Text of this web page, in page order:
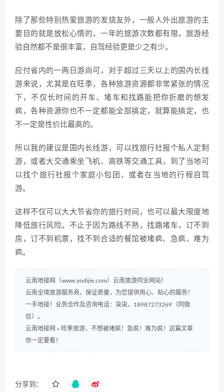
除了那些特别热爱旅游的发烧友外，一般人外出旅游的主
要目的就是放松心情的，一年的旅游次数都有限，旅游经
验自然都不是很丰富，自驾经验更是少之有少。
应付省内的一两日游尚可，对于超过三天以上的国内长线
游来说，尤其是在旺季，各种旅游资源都非常紧张的情况
下，不仅长时间的开车、堵车和找路能把你折磨的想发
疯，各种资源你也不一定都能全部搞定，就算能搞定，也
不一定是性价比最高的。
所以我的建议是国内长线游，可以找旅行社报个私人定制
游，或者大交通乘坐飞机、高铁等交通工具，到了当地可
以找个旅行社报个家庭小包团，或者在当地的行程自驾
游。
这样不仅可以大大节省你的旅行时间，也可以最大限度地
降低旅行风险。不止于因为路线不熟，找路堵车，订不到
房，订不到机票，找不到合适的餐馆被堵疯、急疯、难为
疯。
云南地接网（www.yndijie.com）云南旅游同业网站！
云南全境旅游服务商，保证质量，为您提供用心、贴心的服务！
一手地接！业务合作及咨询电话：柒柒，18987273269（同微
信）。
云南地接网 » 旺季旅游，不想被堵疯！急疯！难为疯！这篇文章
你一定要看！
分享到：